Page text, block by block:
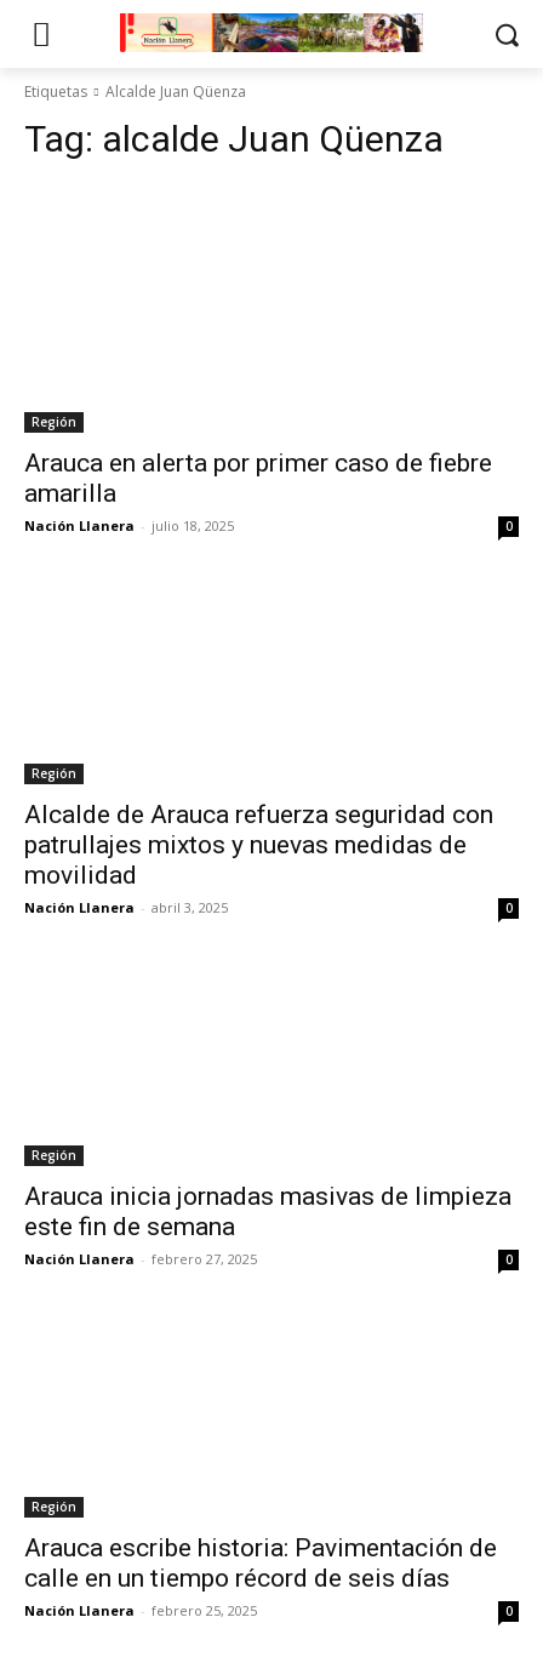
Etiquetas Alcalde Juan Qüenza
Tag: alcalde Juan Qüenza
Región
Arauca en alerta por primer caso de fiebre
amarilla
Nación Llanera - julio 18, 2025 0
Región
Alcalde de Arauca refuerza seguridad con
patrullajes mixtos y nuevas medidas de
movilidad
Nación Llanera - abril 3, 2025 0
Región
Arauca inicia jornadas masivas de limpieza
este fin de semana
Nación Llanera - febrero 27, 2025 0
Región
Arauca escribe historia: Pavimentación de
calle en un tiempo récord de seis días
Nación Llanera - febrero 25, 2025 0